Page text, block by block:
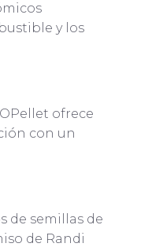
y los
ofrece
con un
de semillas de
de Randi